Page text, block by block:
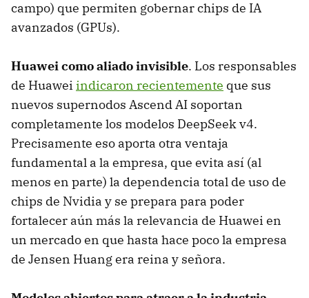
campo) que permiten gobernar chips de IA
avanzados (GPUs).
Huawei como aliado invisible. Los responsables
de Huawei indicaron recientemente que sus
nuevos supernodos Ascend AI soportan
completamente los modelos DeepSeek v4.
Precisamente eso aporta otra ventaja
fundamental a la empresa, que evita así (al
menos en parte) la dependencia total de uso de
chips de Nvidia y se prepara para poder
fortalecer aún más la relevancia de Huawei en
un mercado en que hasta hace poco la empresa
de Jensen Huang era reina y señora.